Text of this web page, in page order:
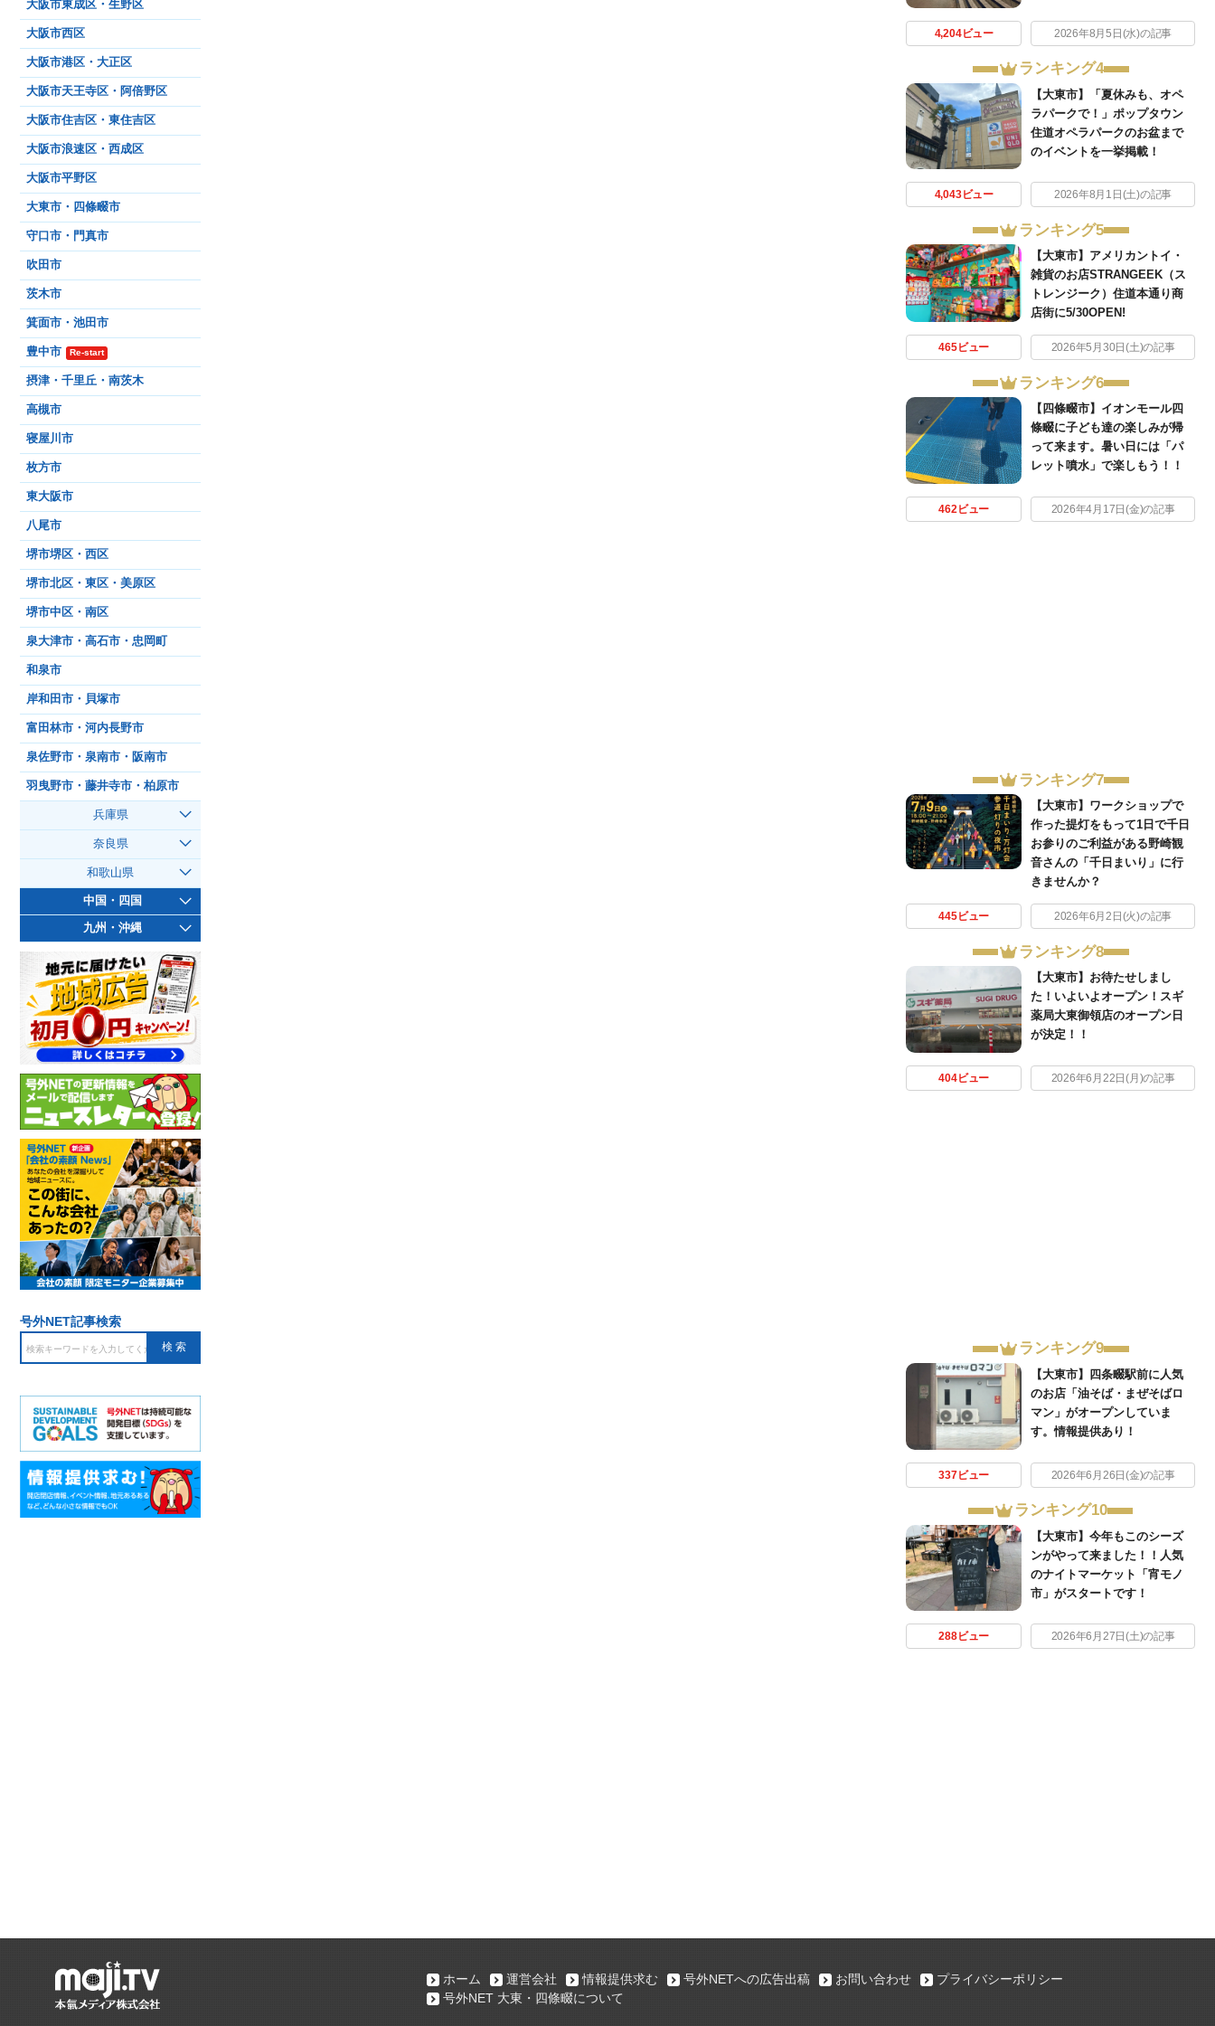
4,204ビュー 2026年8月5日(水)の記事
ランキング4
【大東市】「夏休みも、オペ
ラパークで！」ポップタウン
住道オペラパークのお盆まで
のイベントを一挙掲載！
4,043ビュー 2026年8月1日(土)の記事
ランキング5
【大東市】アメリカントイ・
雑貨のお店STRANGEEK（ス
トレンジーク）住道本通り商
店街に5/30OPEN!
465ビュー 2026年5月30日(土)の記事
ランキング6
【四條畷市】イオンモール四
條畷に子ども達の楽しみが帰
って来ます。暑い日には「パ
レット噴水」で楽しもう！！
462ビュー 2026年4月17日(金)の記事
ランキング7
【大東市】ワークショップで
作った提灯をもって1日で千日
お参りのご利益がある野崎観
音さんの「千日まいり」に行
きませんか？
445ビュー 2026年6月2日(火)の記事
ランキング8
【大東市】お待たせしまし
た！いよいよオープン！スギ
薬局大東御領店のオープン日
が決定！！
404ビュー 2026年6月22日(月)の記事
ランキング9
【大東市】四条畷駅前に人気
のお店「油そば・まぜそばロ
マン」がオープンしていま
す。情報提供あり！
337ビュー 2026年6月26日(金)の記事
ランキング10
【大東市】今年もこのシーズ
ンがやって来ました！！人気
のナイトマーケット「宵モノ
市」がスタートです！
288ビュー 2026年6月27日(土)の記事
大阪市東成区・生野区
大阪市西区
大阪市港区・大正区
大阪市天王寺区・阿倍野区
大阪市住吉区・東住吉区
大阪市浪速区・西成区
大阪市平野区
大東市・四條畷市
守口市・門真市
吹田市
茨木市
箕面市・池田市
豊中市 Re-start
摂津・千里丘・南茨木
高槻市
寝屋川市
枚方市
東大阪市
八尾市
堺市堺区・西区
堺市北区・東区・美原区
堺市中区・南区
泉大津市・高石市・忠岡町
和泉市
岸和田市・貝塚市
富田林市・河内長野市
泉佐野市・泉南市・阪南市
羽曳野市・藤井寺市・柏原市
兵庫県
奈良県
和歌山県
中国・四国
九州・沖縄
号外NET記事検索
ホーム 運営会社 情報提供求む 号外NETへの広告出稿 お問い合わせ
プライバシーポリシー
号外NET 大東・四條畷について